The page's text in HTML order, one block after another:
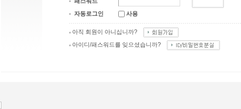
자동로그인
사용
아직 회원이 아니십니까?
아이디/패스워드를 잊으셨습니까?